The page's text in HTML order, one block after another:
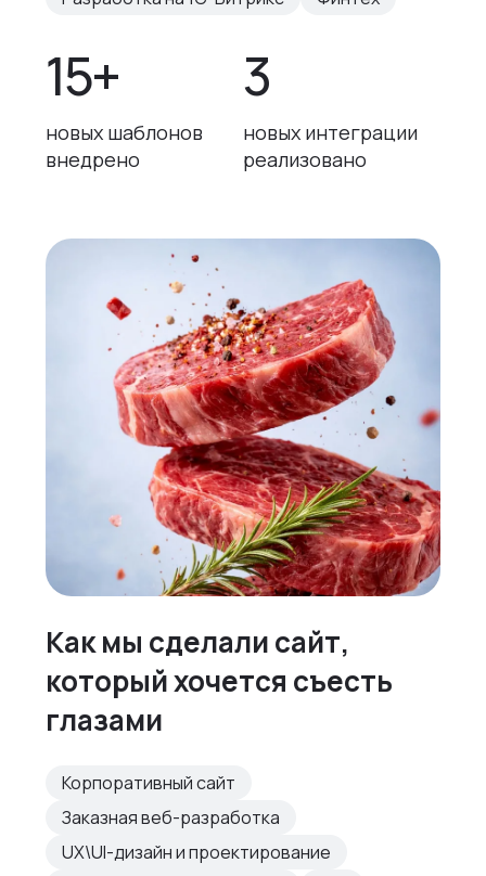
15+
новых шаблонов
внедрено
3
новых интеграции
реализовано
Как мы сделали сайт,
который хочется съесть
глазами
Корпоративный сайт
Заказная веб-разработка
UX\UI-дизайн и проектирование